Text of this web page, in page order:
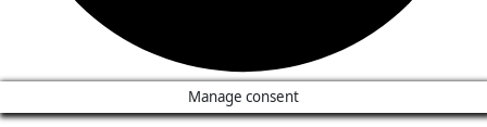
Manage consent